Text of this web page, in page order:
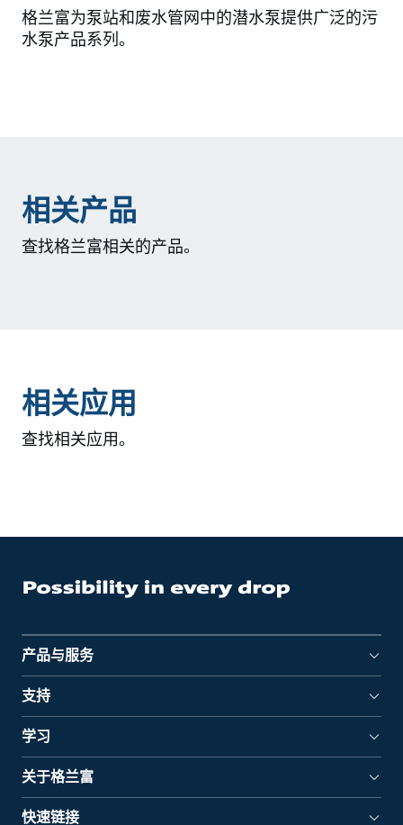
格兰富为泵站和废水管网中的潜水泵提供广泛的污
水泵产品系列。
相关产品
查找格兰富相关的产品。
相关应用
查找相关应用。
产品与服务
支持
学习
关于格兰富
快速链接